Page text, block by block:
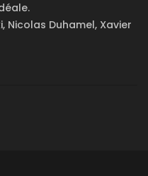
Nicolas Duhamel, Xavier